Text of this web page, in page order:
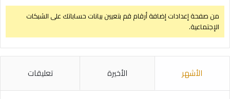
من صفحة إعدادات إضافة أرقام قم بتعيين بيانات حساباتك على الشبكات
الإجتماعية.
الأشهر الأخيرة تعليقات